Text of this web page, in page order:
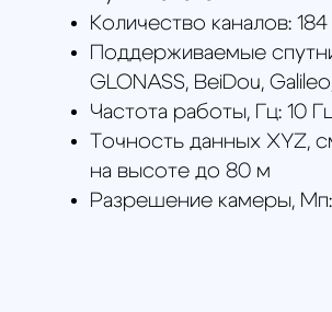
Battery WB37 - 1 шт
Кронштейн для
CrystalSky - 1 шт
Ремешок для пульта д/
у - 1 шт
Карта памяти Micro SD
(16 Гбайт) - 1 шт
Кейс для переноски - 1